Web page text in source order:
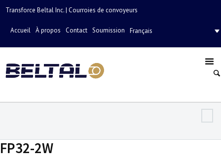
Transforce Beltal Inc. | Courroies de convoyeurs
Accueil À propos Contact Soumission Français
FP32-2W